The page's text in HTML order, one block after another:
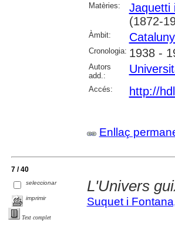
Matèries:
Jaquetti
(1872-
Àmbit:
Cronologia: 1938 -
Autors
add.:
Accés: http://
Enllaç
7 / 40
seleccionar
imprimir
Text complet
L'Univers
Suquet i